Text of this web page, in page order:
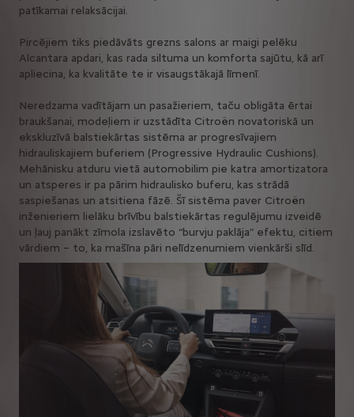
patīkamai relaksācijai.
Pircējiem tiks piedāvāts grezns salons ar maigi pelēku
Alcantara apdari, kas rada siltuma un komforta sajūtu, kā arī
apliecina, ka kvalitāte te ir visaugstākajā līmenī.
Neredzama vadītājam un pasažieriem, taču obligāta ērtai
braukšanai, modeļiem ir uzstādīta Citroën novatoriskā un
ekskluzīvā balstiekārtas sistēma ar progresīvajiem
hidrauliskajiem buferiem (Progressive Hydraulic Cushions).
Mehānisku atduru vietā automobilim pie katra amortizatora
un atsperes ir pa pārim hidraulisko buferu, kas strādā
saspiešanas un atsitiena fāzē. Šī sistēma paver Citroën
inženieriem lielāku brīvību balstiekārtas regulējumu izveidē
un ļauj panākt zīmola izslavēto “burvju paklāja” efektu, citiem
vārdiem – to, ka mašīna pāri nelīdzenumiem vienkārši slīd.